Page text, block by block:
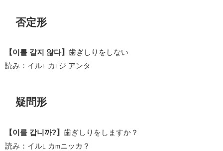
否定形
【이를 갈지 않다】 歯ぎしりをしない
読み：イル
カ ジ アンタ
疑問形
【이를 갑니까?】 歯ぎしりをしますか？
読み：イル
カm ニッカ？